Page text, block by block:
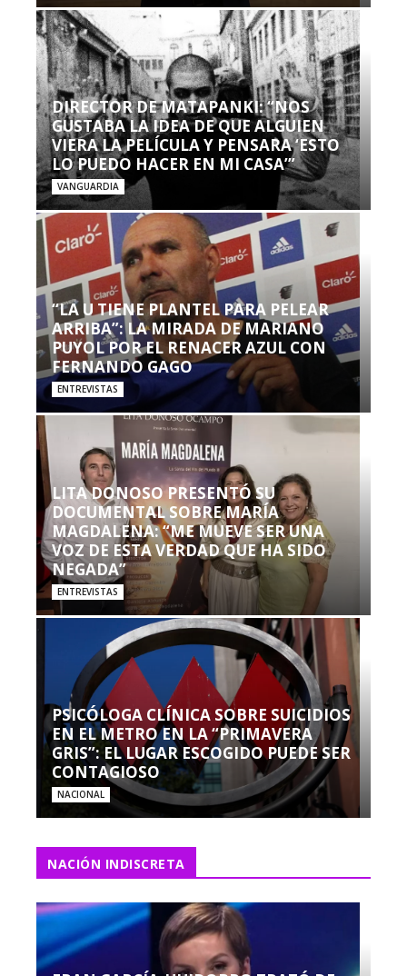
DIRECTOR DE MATAPANKI: “NOS
GUSTABA LA IDEA DE QUE ALGUIEN
VIERA LA PELÍCULA Y PENSARA ‘ESTO
LO PUEDO HACER EN MI CASA’”
VANGUARDIA
“LA U TIENE PLANTEL PARA PELEAR
ARRIBA”: LA MIRADA DE MARIANO
PUYOL POR EL RENACER AZUL CON
FERNANDO GAGO
ENTREVISTAS
LITA DONOSO PRESENTÓ SU
DOCUMENTAL SOBRE MARÍA
MAGDALENA: “ME MUEVE SER UNA
VOZ DE ESTA VERDAD QUE HA SIDO
NEGADA”
ENTREVISTAS
PSICÓLOGA CLÍNICA SOBRE SUICIDIOS
EN EL METRO EN LA “PRIMAVERA
GRIS”: EL LUGAR ESCOGIDO PUEDE SER
CONTAGIOSO
NACIONAL
NACIÓN INDISCRETA